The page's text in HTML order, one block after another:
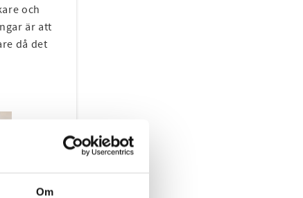
Om
och
är att
då det